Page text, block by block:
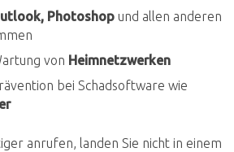
Photoshop und allen anderen
von Heimnetzwerken
bei Schadsoftware wie
anrufen, landen Sie nicht in einem